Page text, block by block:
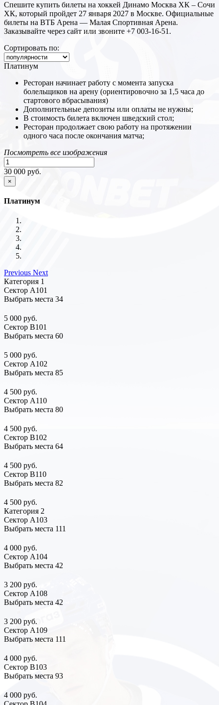
Спешите купить билеты на хоккей Динамо Москва ХК – Сочи
ХК, который пройдет 27 января 2027 в Москве. Официальные
билеты на ВТБ Арена — Малая Спортивная Арена.
Заказывайте через сайт или звоните +7 003-16-51.
Сортировать по:
Платинум
Ресторан начинает работу с момента запуска
болельщиков на арену (ориентировочно за 1,5 часа до
стартового вбрасывания)
Дополнительные депозиты или оплаты не нужны;
В стоимость билета включен шведский стол;
Ресторан продолжает свою работу на протяжении
одного часа после окончания матча;
Посмотреть все изображения
30 000 руб.
×
Платинум
Previous Next
Категория 1
Сектор А101
Выбрать места 34
5 000 руб.
Сектор В101
Выбрать места 60
5 000 руб.
Сектор А102
Выбрать места 85
4 500 руб.
Сектор А110
Выбрать места 80
4 500 руб.
Сектор В102
Выбрать места 64
4 500 руб.
Сектор В110
Выбрать места 82
4 500 руб.
Категория 2
Сектор А103
Выбрать места 111
4 000 руб.
Сектор А104
Выбрать места 42
3 200 руб.
Сектор А108
Выбрать места 42
3 200 руб.
Сектор А109
Выбрать места 111
4 000 руб.
Сектор В103
Выбрать места 93
4 000 руб.